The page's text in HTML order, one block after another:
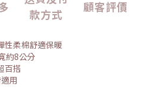
款方式
顧客評價
性柔棉舒適保暖
約8公分
百搭
用